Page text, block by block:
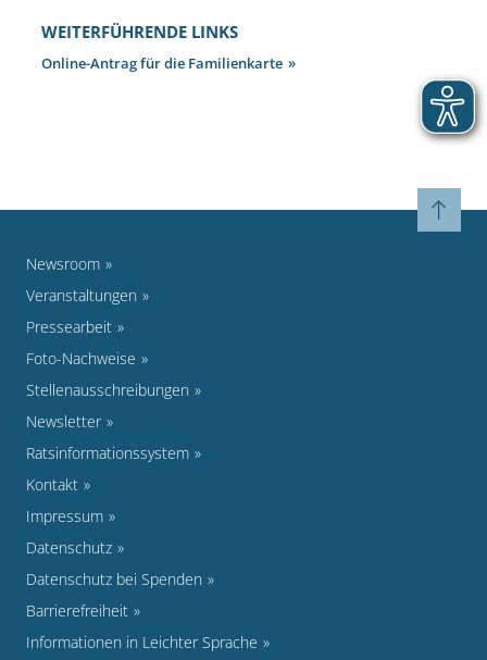
WEITERFÜHRENDE LINKS
Online-Antrag für die Familienkarte
Newsroom
Veranstaltungen
Pressearbeit
Foto-Nachweise
Stellenausschreibungen
Newsletter
Ratsinformationssystem
Kontakt
Impressum
Datenschutz
Datenschutz bei Spenden
Barrierefreiheit
Informationen in Leichter Sprache